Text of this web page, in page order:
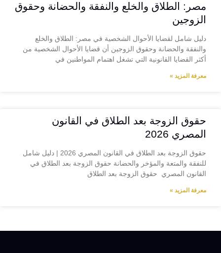
مصر: الطلاق والخلع والنفقة والحضانة وحقوق
الزوجين
دليل شامل لقضايا الأحوال الشخصية في مصر: الطلاق والخلع
والنفقة والحضانة وحقوق الزوجين أن قضايا الأحوال الشخصية من
أكثر القضايا القانونية التي تشغل اهتمام المواطنين في
معرفة المزيد »
حقوق الزوجة بعد الطلاق في القانون
المصري 2026
حقوق الزوجة بعد الطلاق في القانون المصري 2026 | دليل شامل
للنفقة والمتعة والمؤخر والحضانة حقوق الزوجة بعد الطلاق في
القانون المصري حقوق الزوجة بعد الطلاق
معرفة المزيد »